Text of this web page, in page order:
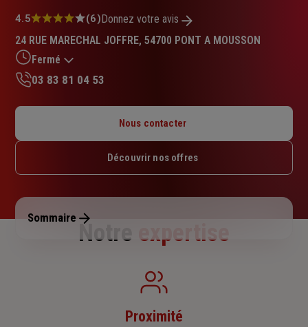
Note
4.5
sur
5
étoiles
4.5 (6)Donnez votre avis
24 RUE MARECHAL JOFFRE, 54700 PONT A MOUSSON
Fermé
Jeudi : 09h – 12h / 14h – 18h
Dimanche : Fermé
03 83 81 04 53
Nous contacter
Découvrir nos offres
Sommaire
Notre expertise
Proximité